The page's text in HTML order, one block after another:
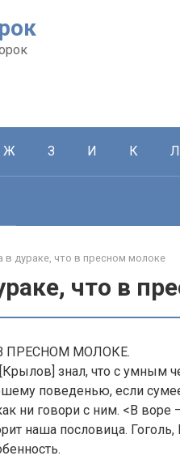
Ж З И К Л
в дураке, что в пресном молоке
что в
ПРЕСНОМ МОЛОКЕ.
знал, что с умным
поведенью, если
ни говори с ним. <В воре
наша пословица.